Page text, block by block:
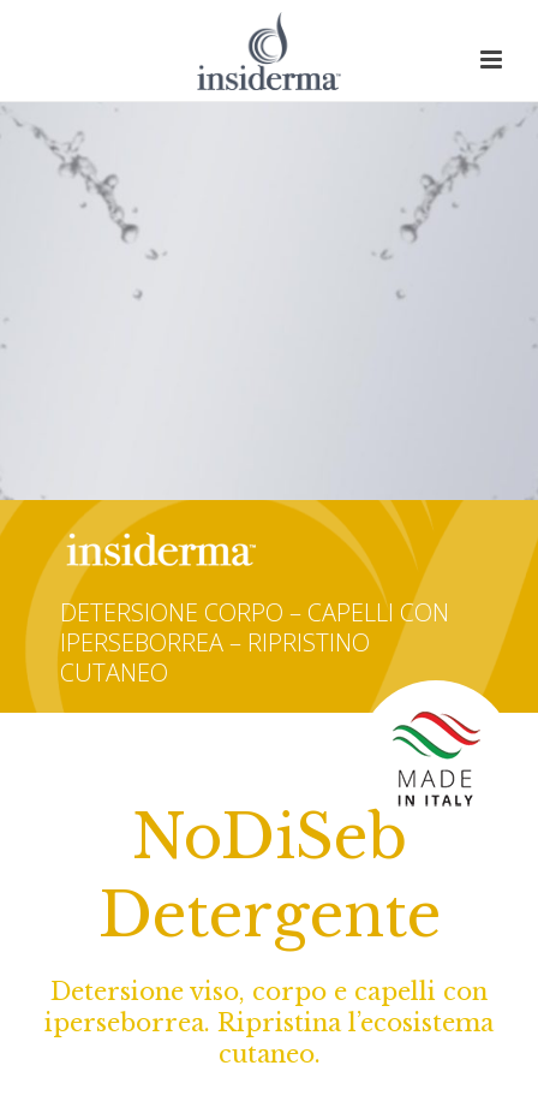
DETERSIONE CORPO – CAPELLI CON
IPERSEBORREA – RIPRISTINO
CUTANEO
NoDiSeb
Detergente
Detersione viso, corpo e capelli con
iperseborrea. Ripristina l’ecosistema
cutaneo.